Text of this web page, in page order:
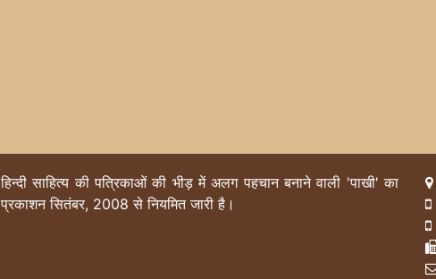
हिन्दी साहित्य की पत्रिकाओं की भीड़ में अलग पहचान बनाने वाली 'पाखी' का
प्रकाशन सितंबर, 2008 से नियमित जारी है।